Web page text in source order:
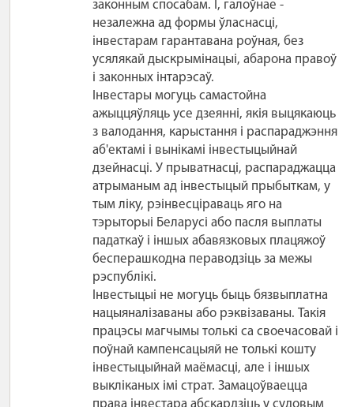
законным спосабам. І, галоўнае -
незалежна ад формы ўласнасці,
інвестарам гарантавана роўная, без
усялякай дыскрымінацыі, абарона правоў
і законных інтарэсаў.
Інвестары могуць самастойна
ажыццяўляць усе дзеянні, якія выцякаюць
з валодання, карыстання і распараджэння
аб'ектамі і вынікамі інвестыцыйнай
дзейнасці. У прыватнасці, распараджацца
атрыманым ад інвестыцый прыбыткам, у
тым ліку, рэінвесціраваць яго на
тэрыторыі Беларусі або пасля выплаты
падаткаў і іншых абавязковых плацяжоў
бесперашкодна пераводзіць за межы
рэспублікі.
Інвестыцыі не могуць быць бязвыплатна
нацыяналізаваны або рэквізаваны. Такія
працэсы магчымы толькі са своечасовай і
поўнай кампенсацыяй не толькі кошту
інвестыцыйнай маёмасці, але і іншых
выкліканых імі страт. Замацоўваецца
права інвестара абскардзіць у судовым